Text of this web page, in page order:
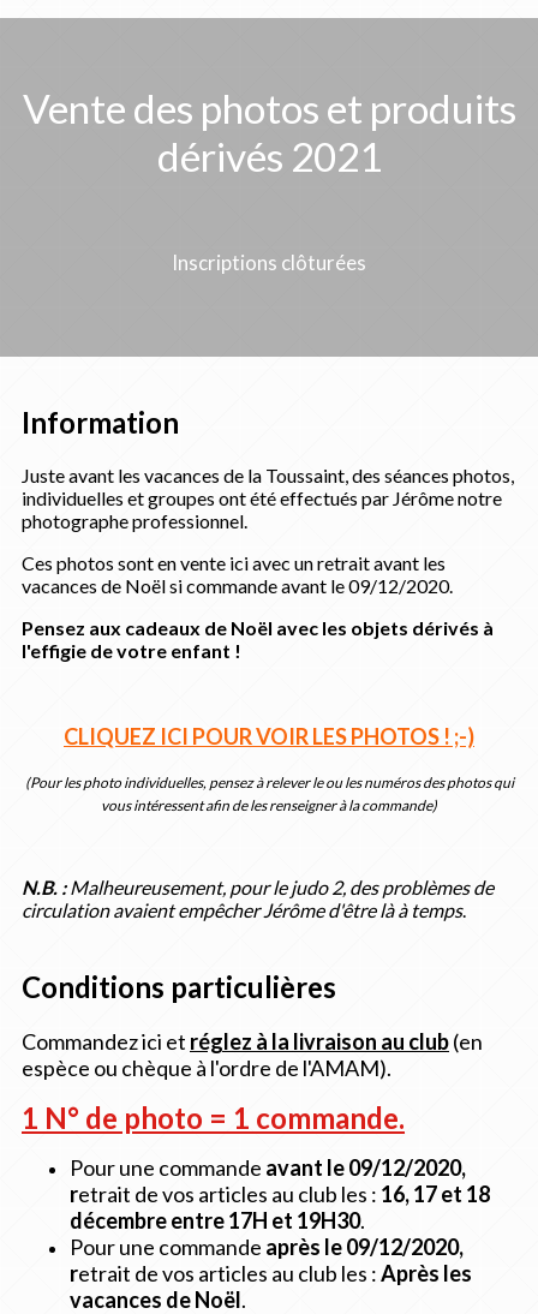
Vente des photos et produits
dérivés 2021
Inscriptions clôturées
Information
Juste avant les vacances de la Toussaint, des séances photos,
individuelles et groupes ont été effectués par Jérôme notre
photographe professionnel.
Ces photos sont en vente ici avec un retrait avant les
vacances de Noël si commande avant le 09/12/2020.
Pensez aux cadeaux de Noël avec les objets dérivés à
l'effigie de votre enfant !
CLIQUEZ ICI POUR VOIR LES PHOTOS ! ;-)
(Pour les photo individuelles, pensez à relever le ou les numéros des photos qui
vous intéressent afin de les renseigner à la commande)
N.B. :Malheureusement, pour le judo 2, des problèmes de
circulation avaient empêcher Jérôme d'être là à temps.
Conditions particulières
Commandez ici et réglez à la livraison au club(en
espèce ou chèque à l'ordre de l'AMAM).
1 N° de photo = 1 commande.
Pour une commande avant le 09/12/2020,
retrait de vos articles au club les : 16, 17 et 18
décembre entre 17H et 19H30.
Pour une commande après le 09/12/2020,
retrait de vos articles au club les :Après les
vacances de Noël.